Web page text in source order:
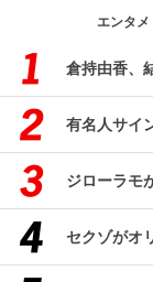
エンタメ
倉持由香、
有名人サイ
ジローラモ
セクゾがオ